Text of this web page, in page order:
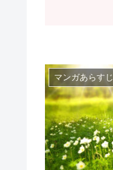
マンガあらすじ